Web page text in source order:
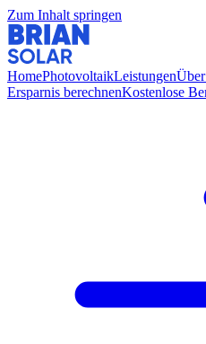
Zum Inhalt springen
HomePhotovoltaikLeistungen
Ersparnis berechnenKostenlose